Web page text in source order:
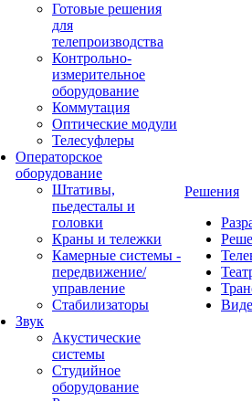
Готовые решения
для
телепроизводства
Контрольно-
измерительное
оборудование
Коммутация
Оптические модули
Телесуфлеры
Операторское
оборудование
Штативы,
пьедесталы и
головки
Краны и тележки
Камерные системы -
передвижение/
управление
Стабилизаторы
Звук
Акустические
системы
Студийное
оборудование
Решения